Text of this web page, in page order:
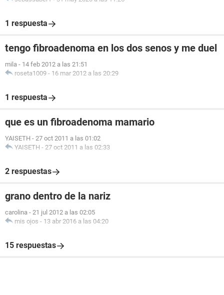
1 respuesta
tengo fibroadenoma en los dos senos y me duel
mila - 14 feb 2012 a las 21:51
roseta1009 - 16 mar 2012 a las 20:29
1 respuesta
que es un fibroadenoma mamario
YAISETH - 27 oct 2011 a las 01:02
YAISETH - 27 oct 2011 a las 02:33
2 respuestas
grano dentro de la nariz
carolina - 21 jul 2012 a las 02:05
mis ojos - 13 abr 2016 a las 04:20
15 respuestas